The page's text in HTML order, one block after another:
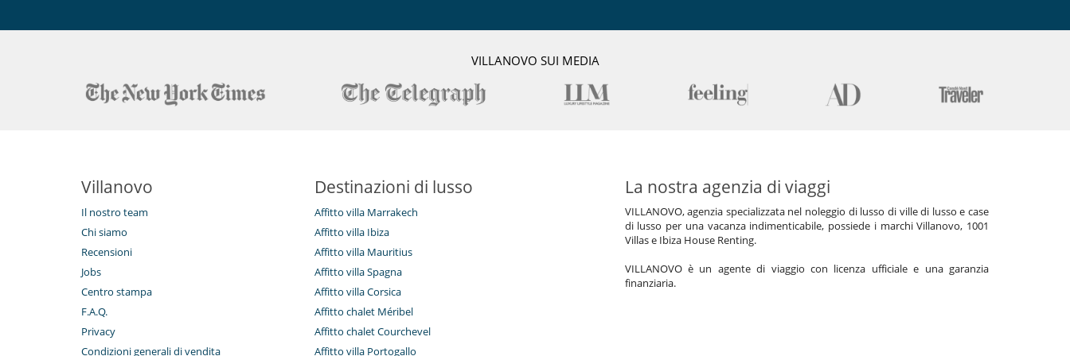
VILLANOVO SUI MEDIA
Villanovo
Il nostro team
Chi siamo
Recensioni
Jobs
Centro stampa
F.A.Q.
Privacy
Condizioni generali di vendita
Destinazioni di lusso
Affitto villa Marrakech
Affitto villa Ibiza
Affitto villa Mauritius
Affitto villa Spagna
Affitto villa Corsica
Affitto chalet Méribel
Affitto chalet Courchevel
Affitto villa Portogallo
La nostra agenzia di viaggi
VILLANOVO, agenzia specializzata nel noleggio di lusso di ville di lusso e case
di lusso per una vacanza indimenticabile, possiede i marchi Villanovo, 1001
Villas e Ibiza House Renting.
VILLANOVO è un agente di viaggio con licenza ufficiale e una garanzia
finanziaria.